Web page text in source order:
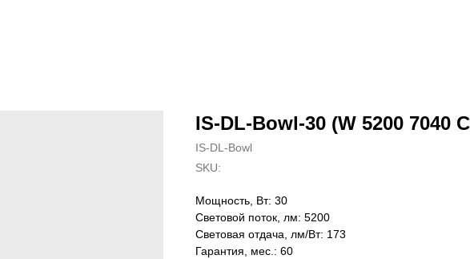
IS-DL-Bowl-30 (W 5200 7040
IS-DL-Bowl
SKU:
Мощность, Вт: 30
Световой поток, лм: 5200
Световая отдача, лм/Вт: 173
Гарантия, мес.: 60